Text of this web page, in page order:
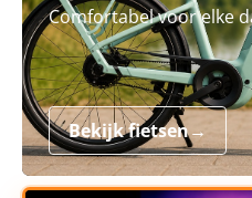
Comfortabel voor elke
Bekijk fietsen→